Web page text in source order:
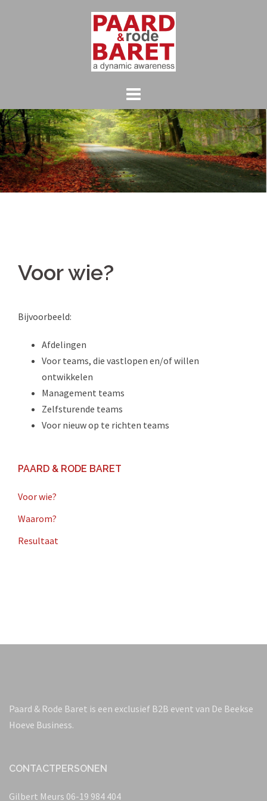
Voor wie?
Bijvoorbeeld:
Afdelingen
Voor teams, die vastlopen en/of willen
ontwikkelen
Management teams
Zelfsturende teams
Voor nieuw op te richten teams
PAARD & RODE BARET
Voor wie?
Waarom?
Resultaat
Paard & Rode Baret is een exclusief B2B event van De Beekse
Hoeve Business.
CONTACTPERSONEN
Gilbert Meurs ​06-19 984 404